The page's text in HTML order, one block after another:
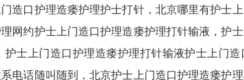
造口护理造瘘护理护士打针，北京哪里有护士
网约护士上门造口护理造瘘护理打针输液，护
士上门造口护理造瘘护理打针输液护士上门
电话随叫随到，北京护士上门造口护理造瘘护